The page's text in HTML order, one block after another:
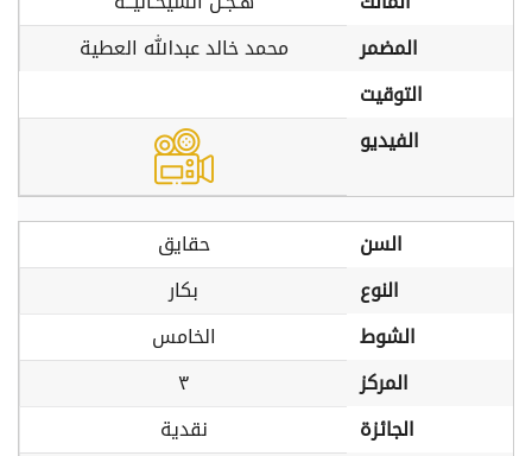
المضمر
محمد خالد عبدالله العطية
التوقيت
الفيديو
السن
حقايق
النوع
بكار
الشوط
الخامس
المركز
٣
الجائزة
نقدية